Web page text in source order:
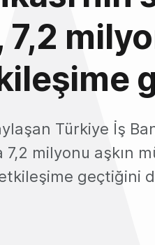
Türkiye İş
7,2 milyonu aşkın
geçtiğini